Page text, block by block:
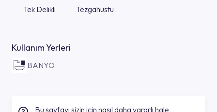
Tek Delıklı Tezgahüstü
Kullanım Yerleri
BANYO
Bu sayfayı sizin için nasıl daha yararlı hale